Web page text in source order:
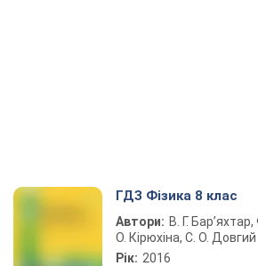
ГДЗ Фізика 8 клас
Автори: В. Г.
О. Кірюхіна, С. О. Довгий
Рік: 2016